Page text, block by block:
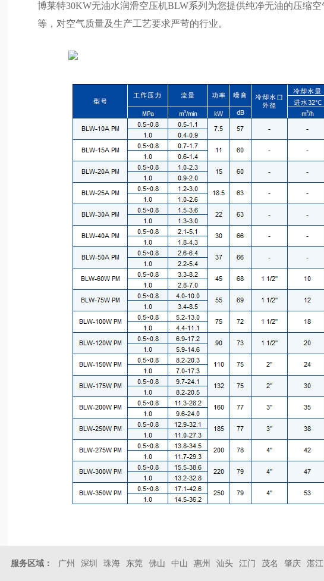
博莱特30KW无油水润滑空压机BLW系列为您提供纯净无油的压缩
等，对空气质量及生产工艺要求严苛的行业。
服务区域： 广州 深圳 珠海 东莞 佛山 中山 惠州 汕头 江门 茂名 肇庆 湛江